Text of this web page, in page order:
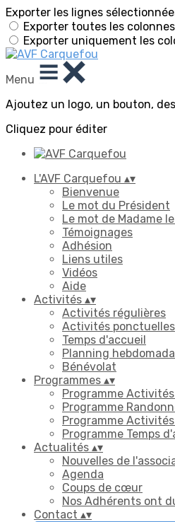
Exporter les lignes
Exporter toutes les colonnes
Exporter uniquement les
Menu
Ajoutez un logo, un bouton,
Cliquez pour éditer
L'AVF Carquefou ▴▾
Bienvenue
Le mot du Président
Le mot de Madame
Témoignages
Adhésion
Liens utiles
Vidéos
Aide
Activités ▴▾
Activités régulières
Activités ponctuelles
Temps d'accueil
Planning
Bénévolat
Programmes ▴▾
Programme
Programme
Programme
Programme Temps
Actualités ▴▾
Nouvelles de
Agenda
Coups de cœur
Nos Adhérents ont
Contact ▴▾